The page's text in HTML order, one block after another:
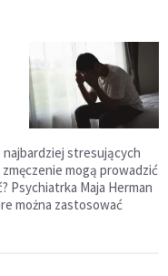
najbardziej stresujących
mogą prowadzić
Psychiatrka Maja Herman
można zastosować